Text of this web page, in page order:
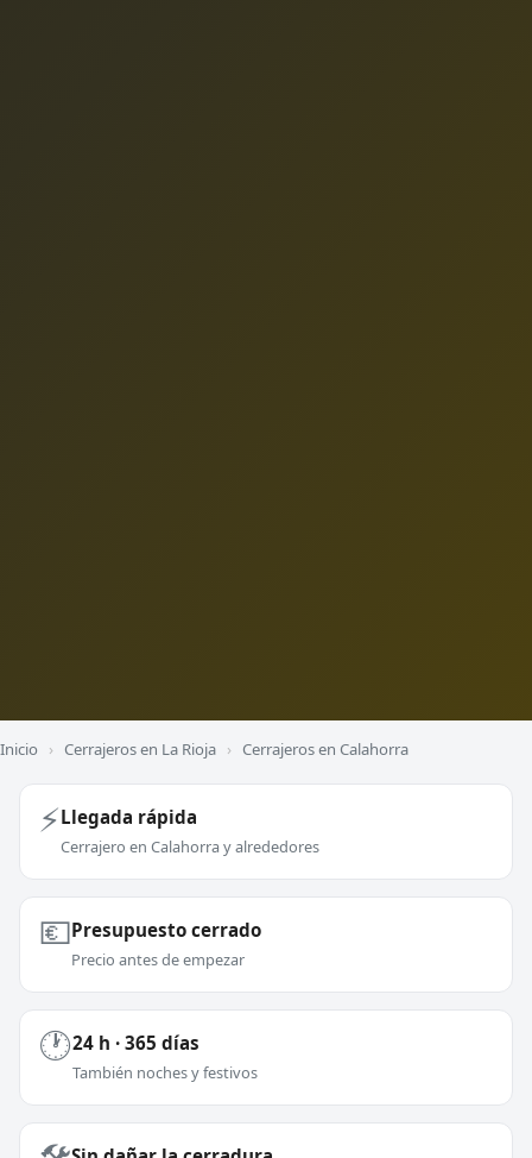
Inicio › Cerrajeros en La Rioja › Cerrajeros en Calahorra
⚡Llegada rápida
Cerrajero en Calahorra y alrededores
💶Presupuesto cerrado
Precio antes de empezar
🕐24 h · 365 días
También noches y festivos